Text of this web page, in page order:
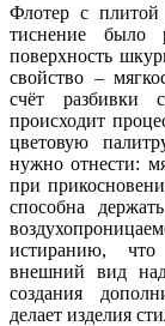
Флотер с
тиснение было
поверхность
свойство –
счёт разбивки
происходит
цветовую
нужно отнести:
при
способна
истиранию, что
внешний вид
создания
делает изделия